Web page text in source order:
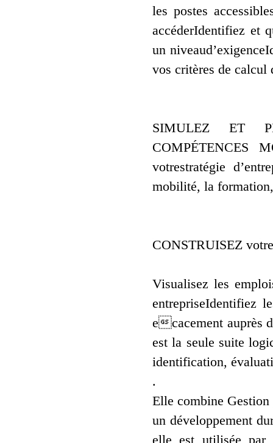
les postes
accéderIdentifiez et
un
vos critères de calcul
SIMULEZ ET
COMPÉTENCES
votrestratégie
mobilité, la
CONSTRUISEZ
Visualisez les
entrepriseIdentifiez
ecacement auprès
est la seule suite
identification,
.
Elle combine Gestion
un développement
elle est utilisée par